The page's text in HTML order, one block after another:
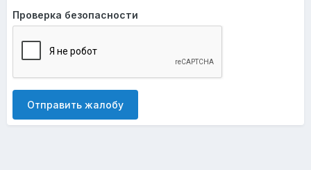
Проверка безопасности
Отправить жалобу